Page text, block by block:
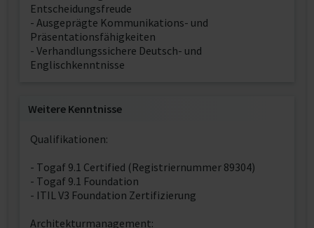
Entscheidungsfreude
- Ausgeprägte Kommunikations- und
Präsentationsfähigkeiten
- Verhandlungssichere Deutsch- und
Englischkenntnisse
Weitere Kenntnisse
Qualifikationen:
- Togaf 9.1 Certified (Registriernummer 89304)
- Togaf 9.1 Foundation
- ITIL V3 Foundation Zertifizierung
Architekturmanagement: